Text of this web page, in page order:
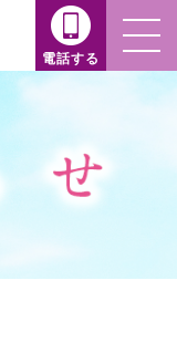
電話する